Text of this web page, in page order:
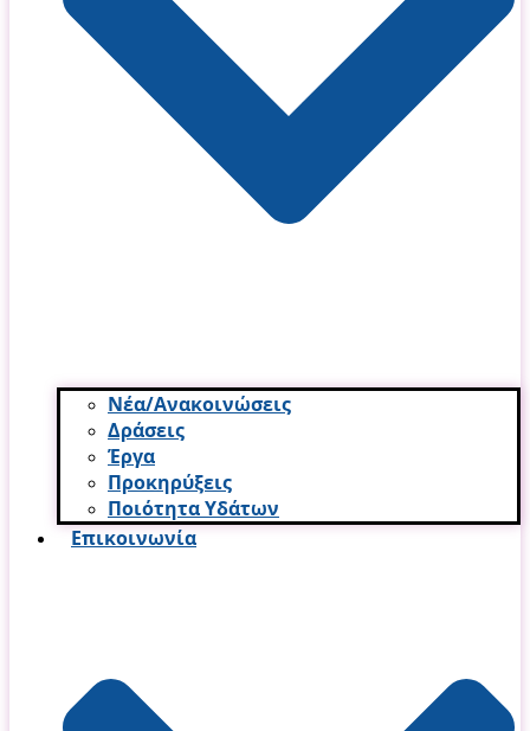
Νέα/Ανακοινώσεις
Δράσεις
Έργα
Προκηρύξεις
Ποιότητα Υδάτων
Επικοινωνία